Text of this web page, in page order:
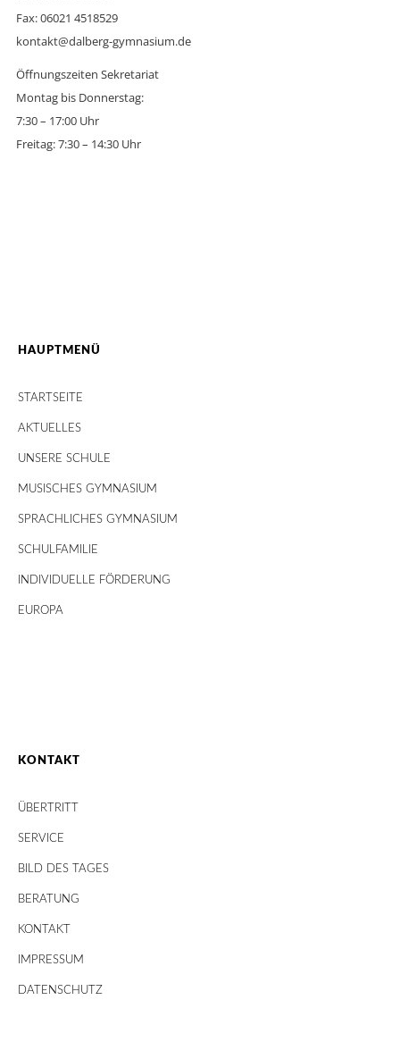
Fax: 06021 4518529
kontakt@dalberg-gymnasium.de
Öffnungszeiten Sekretariat
Montag bis Donnerstag:
7:30 – 17:00 Uhr
Freitag: 7:30 – 14:30 Uhr
HAUPTMENÜ
STARTSEITE
AKTUELLES
UNSERE SCHULE
MUSISCHES GYMNASIUM
SPRACHLICHES GYMNASIUM
SCHULFAMILIE
INDIVIDUELLE FÖRDERUNG
EUROPA
KONTAKT
ÜBERTRITT
SERVICE
BILD DES TAGES
BERATUNG
KONTAKT
IMPRESSUM
DATENSCHUTZ